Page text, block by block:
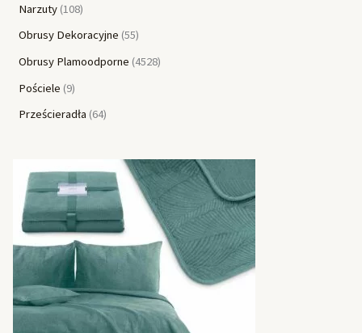
Narzuty 108
Obrusy Dekoracyjne 55
Obrusy Plamoodporne 4528
Pościele 9
Prześcieradła 64